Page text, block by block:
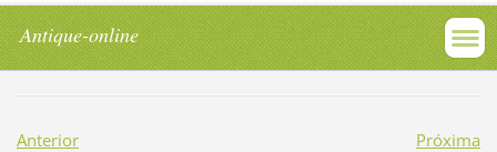
Antique-online
Anterior
Próxima